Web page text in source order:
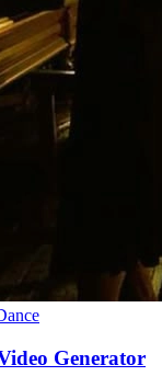
Generator